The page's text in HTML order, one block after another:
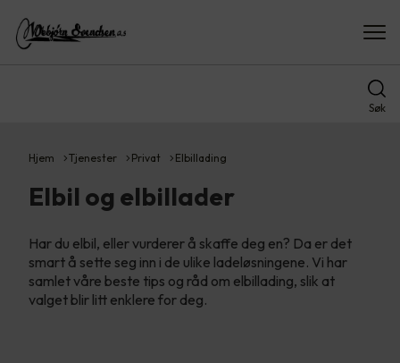
Søk
Hjem Tjenester Privat Elbillading
Elbil og elbillader
Har du elbil, eller vurderer å skaffe deg en? Da er det
smart å sette seg inn i de ulike ladeløsningene. Vi har
samlet våre beste tips og råd om elbillading, slik at
valget blir litt enklere for deg.